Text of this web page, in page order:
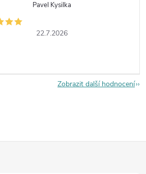
Pavel Kysilka
22.7.2026
Zobrazit další hodnocení